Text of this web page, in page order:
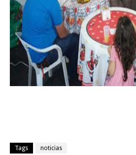
Tags noticias